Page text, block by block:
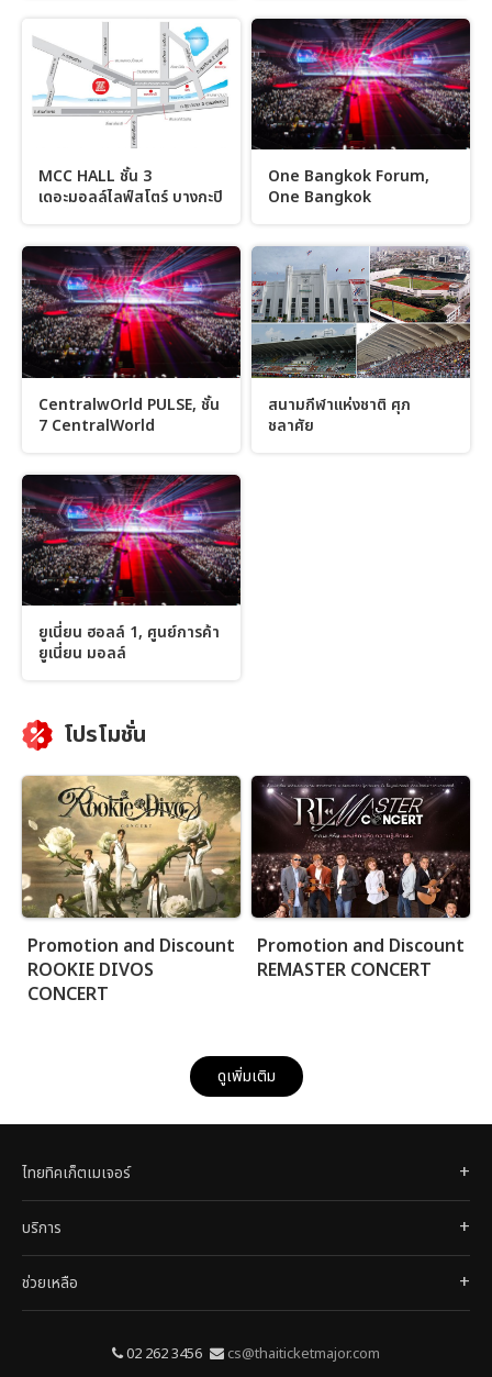
MCC HALL ชั้น 3
เดอะมอลล์ไลฟ์สโตร์ บางกะปิ
One Bangkok Forum,
One Bangkok
CentralwOrld PULSE, ชั้น
7 CentralWorld
สนามกีฬาแห่งชาติ ศุภ
ชลาศัย
ยูเนี่ยน ฮอลล์ 1, ศูนย์การค้า
ยูเนี่ยน มอลล์
โปรโมชั่น
Promotion and Discount
ROOKIE DIVOS
CONCERT
Promotion and Discount
REMASTER CONCERT
ดูเพิ่มเติม
ไทยทิคเก็ตเมเจอร์
บริการ
ช่วยเหลือ
02 262 3456 cs@thaiticketmajor.com